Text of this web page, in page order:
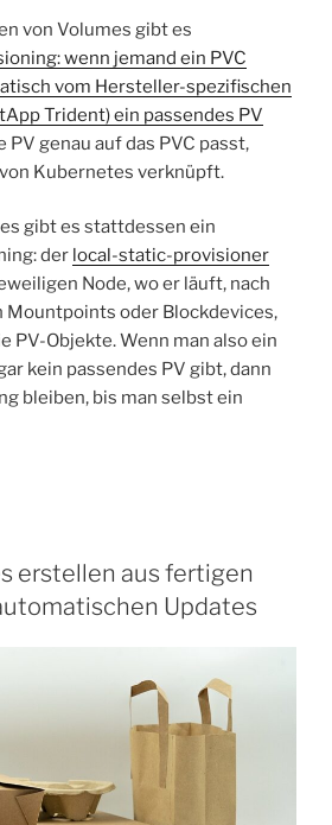
von Volumes gibt es
wenn jemand ein PVC
vom Hersteller-spezifischen
Trident) ein passendes PV
PV genau auf das PVC passt,
Kubernetes verknüpft.
gibt es stattdessen ein
der local-static-provisioner
Node, wo er läuft, nach
Mountpoints oder Blockdevices,
PV-Objekte. Wenn man also ein
kein passendes PV gibt, dann
bleiben, bis man selbst ein
erstellen aus fertigen
Updates